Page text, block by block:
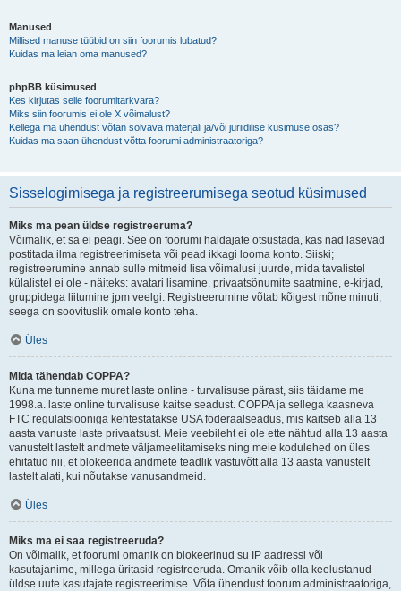
Manused
Millised manuse tüübid on siin foorumis lubatud?
Kuidas ma leian oma manused?
phpBB küsimused
Kes kirjutas selle foorumitarkvara?
Miks siin foorumis ei ole X võimalust?
Kellega ma ühendust võtan solvava materjali ja/või juriidilise küsimuse osas?
Kuidas ma saan ühendust võtta foorumi administraatoriga?
Sisselogimisega ja registreerumisega seotud küsimused
Miks ma pean üldse registreeruma?
Võimalik, et sa ei peagi. See on foorumi haldajate otsustada, kas nad lasevad
postitada ilma registreerimiseta või pead ikkagi looma konto. Siiski;
registreerumine annab sulle mitmeid lisa võimalusi juurde, mida tavalistel
külalistel ei ole - näiteks: avatari lisamine, privaatsõnumite saatmine, e-kirjad,
gruppidega liitumine jpm veelgi. Registreerumine võtab kõigest mõne minuti,
seega on soovituslik omale konto teha.
Üles
Mida tähendab COPPA?
Kuna me tunneme muret laste online - turvalisuse pärast, siis täidame me
1998.a. laste online turvalisuse kaitse seadust. COPPA ja sellega kaasneva
FTC regulatsiooniga kehtestatakse USA föderaalseadus, mis kaitseb alla 13
aasta vanuste laste privaatsust. Meie veebileht ei ole ette nähtud alla 13 aasta
vanustelt lastelt andmete väljameelitamiseks ning meie kodulehed on üles
ehitatud nii, et blokeerida andmete teadlik vastuvõtt alla 13 aasta vanustelt
lastelt alati, kui nõutakse vanusandmeid.
Üles
Miks ma ei saa registreeruda?
On võimalik, et foorumi omanik on blokeerinud su IP aadressi või
kasutajanime, millega üritasid registreeruda. Omanik võib olla keelustanud
üldse uute kasutajate registreerimise. Võta ühendust foorum administraatoriga,